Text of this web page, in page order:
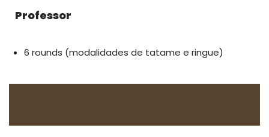
Professor
6 rounds (modalidades de tatame e ringue)